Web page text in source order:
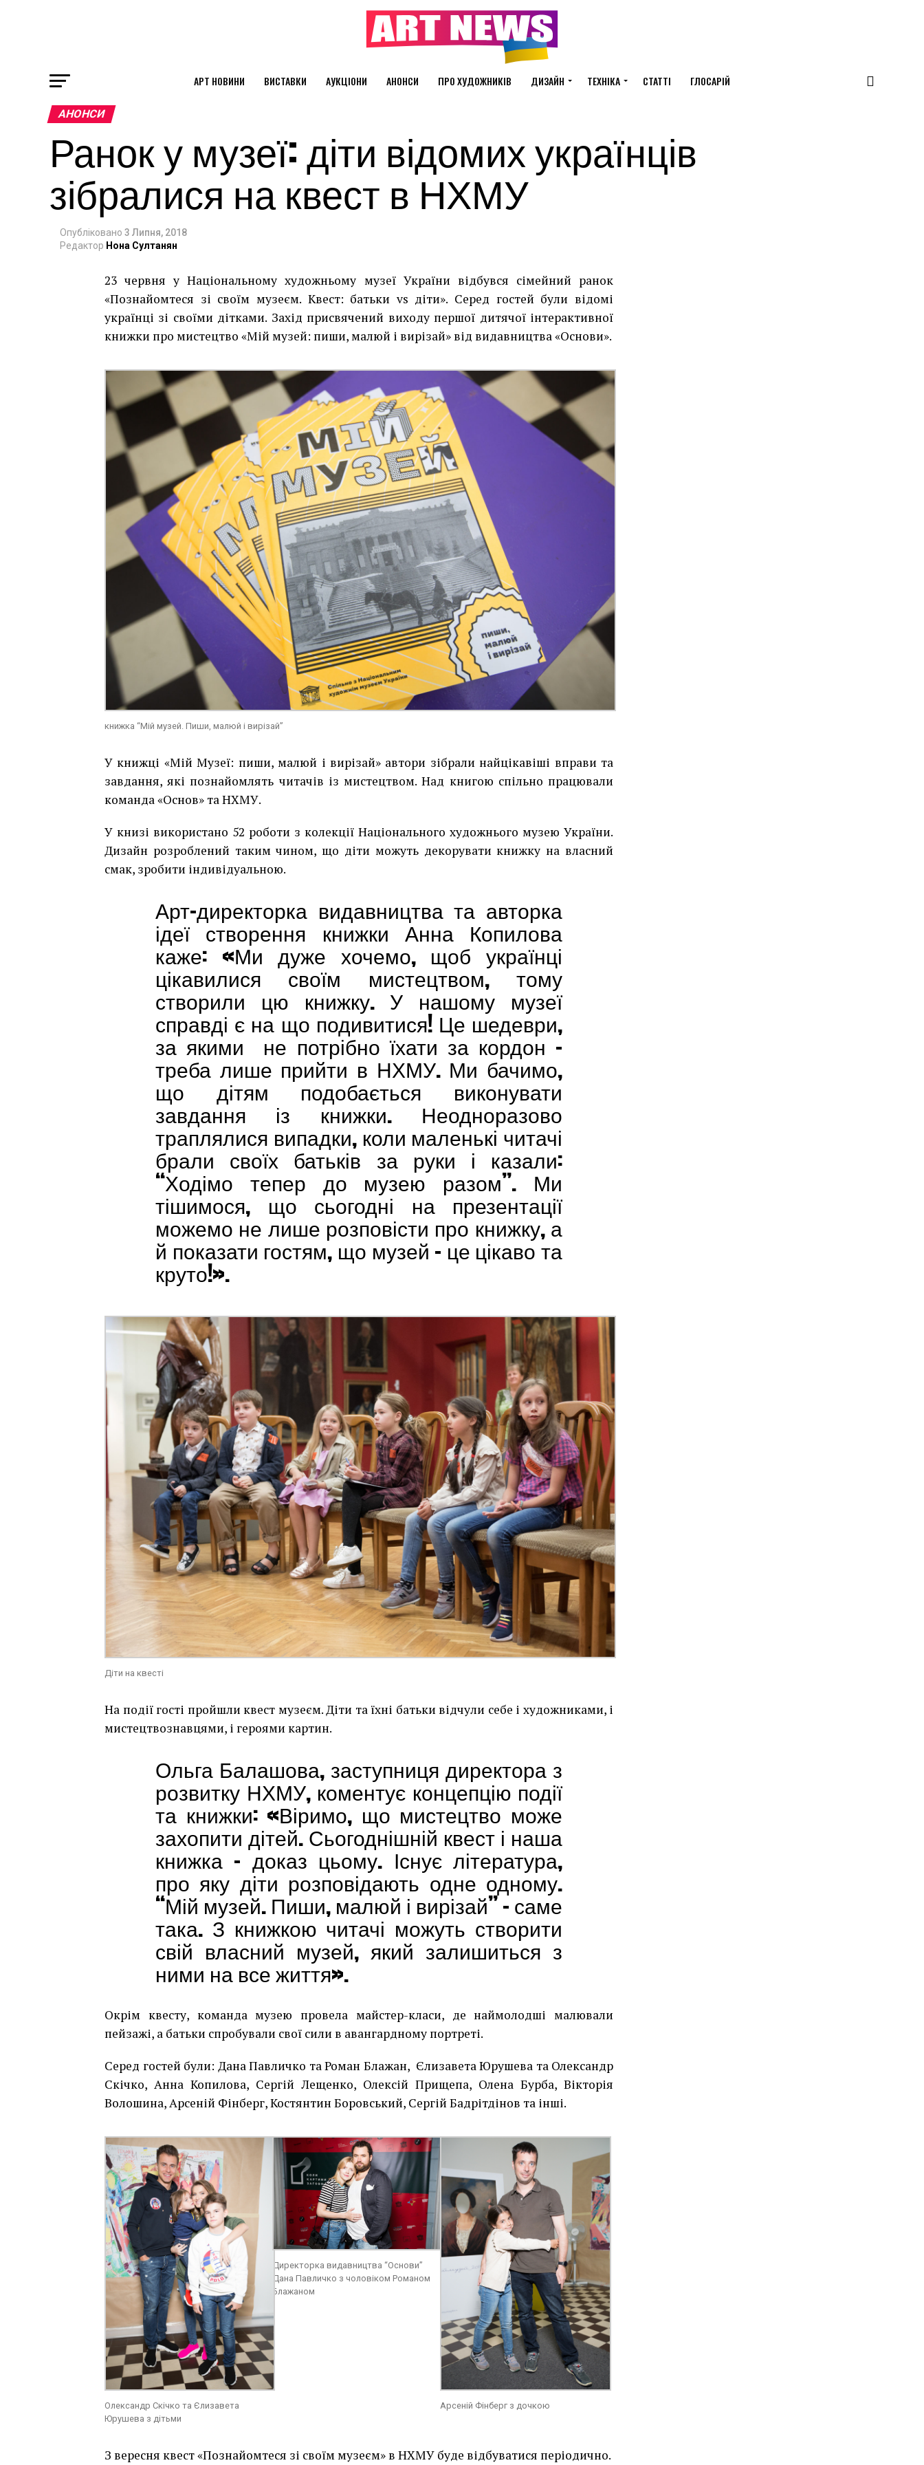
АРТ НОВИНИ ВИСТАВКИ АУКЦІОНИ АНОНСИ ПРО ХУДОЖНИКІВ ДИЗАЙН ТЕХНІКА СТАТТІ ГЛОСАРІЙ
АНОНСИ
Ранок у музеї: діти відомих українців
зібралися на квест в НХМУ
Опубліковано 3 Липня, 2018
Редактор Нона Султанян
23 червня у Національному художньому музеї України відбувся сімейний ранок
«Познайомтеся зі своїм музеєм. Квест: батьки vs діти». Серед гостей були відомі
українці зі своїми дітками. Захід присвячений виходу першої дитячої інтерактивної
книжки про мистецтво «Мій музей: пиши, малюй і вирізай» від видавництва «Основи».
книжка “Мій музей. Пиши, малюй і вирізай”
У книжці «Мій Музеї: пиши, малюй і вирізай» автори зібрали найцікавіші вправи та
завдання, які познайомлять читачів із мистецтвом. Над книгою спільно працювали
команда «Основ» та НХМУ.
У книзі використано 52 роботи з колекції Національного художнього музею України.
Дизайн розроблений таким чином, що діти можуть декорувати книжку на власний
смак, зробити індивідуальною.
Арт-директорка видавництва та авторка
ідеї створення книжки Анна Копилова
каже: «Ми дуже хочемо, щоб українці
цікавилися своїм мистецтвом, тому
створили цю книжку. У нашому музеї
справді є на що подивитися! Це шедеври,
за якими не потрібно їхати за кордон –
треба лише прийти в НХМУ. Ми бачимо,
що дітям подобається виконувати
завдання із книжки. Неодноразово
траплялися випадки, коли маленькі читачі
брали своїх батьків за руки і казали:
“Ходімо тепер до музею разом”. Ми
тішимося, що сьогодні на презентації
можемо не лише розповісти про книжку, а
й показати гостям, що музей – це цікаво та
круто!».
Діти на квесті
На події гості пройшли квест музеєм. Діти та їхні батьки відчули себе і художниками, і
мистецтвознавцями, і героями картин.
Ольга Балашова, заступниця директора з
розвитку НХМУ, коментує концепцію події
та книжки: «Віримо, що мистецтво може
захопити дітей. Сьогоднішній квест і наша
книжка – доказ цьому. Існує література,
про яку діти розповідають одне одному.
“Мій музей. Пиши, малюй і вирізай” – саме
така. З книжкою читачі можуть створити
свій власний музей, який залишиться з
ними на все життя».
Окрім квесту, команда музею провела майстер-класи, де наймолодші малювали
пейзажі, а батьки спробували свої сили в авангардному портреті.
Серед гостей були: Дана Павличко та Роман Блажан, Єлизавета Юрушева та Олександр
Скічко, Анна Копилова, Сергій Лещенко, Олексій Прищепа, Олена Бурба, Вікторія
Волошина, Арсеній Фінберг, Костянтин Боровський, Сергій Бадрітдінов та інші.
Олександр Скічко та Єлизавета
Юрушева з дітьми
Директорка видавництва “Основи”
Дана Павличко з чоловіком Романом
Блажаном
Арсеній Фінберг з дочкою
З вересня квест «Познайомтеся зі своїм музеєм» в НХМУ буде відбуватися періодично.